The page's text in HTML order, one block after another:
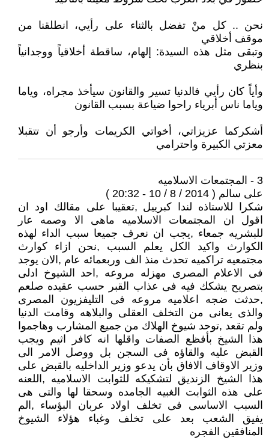
نحن .. كل منْ تفضل بالثناء على رأيي، انطلقنا من
موقف أخلاقي
وتبقى مثل هذه السيدة: إلهام، ساقطة أخلاقياً ووجدانياً
بنظري
وأياً كان رأيي فالدنيا تسير والقانون سيأخذ مجراه، وياما
وياما ناس أبرياء راحوا ضياعة بسبب القانون
أشكركما عزيزاتي، أخواتي الكريمات وأرجو أن تتقبلا
معزتي الكبيرة واحترامي
3 - المجتمعات الاسلاميه
على سالم ( 2014 / 8 / 10 - 20:32 )
شكرا للاستاذه لندا كبرييل ,تعقيبا على مقالك اود ان
اقول ان المجتمعات الاسلاميه ماهى الا وصمه عار
للبشريه جمعاء ,يجب ان نعرف جميعا سبب الداء لهذه
الكوارث واكيد الكل يعلم السبب ,نحن ازاء كوارث
مجتمعيه تراكميه تحدث منذ الف وربعمائه عام ,الان يوجد
فى الاعلام المصرى مهزله مروعه ,احد الشيوخ ادلى
بتصريح يشكك فيه فى عذاب القبر حسب عقيده صلعم
,حدثت ضجه اعلاميه مروعه فى التليفزيون المصرى
والذى يعانى من التخلف العقلى والبلاهه وقامت الدنيا
ولم تقعد ,توحد شيوخ الهلاك من جميع المشارب وهاجموا
هذا الشيخ بأفظع الصفات واقلها انه كافر اثيم ويجب
القبض عليه والقاؤه فى السجن بل ووصل الامر الى
وزير الاوقاف الافاق بأن يدعو وزير الداخليه بالقبض على
هذا الشيخ الزنديق لتشكيكه للثوابت الاسلاميه ,اللعنه
على هذه الثوابت الغبيه الجامده وسحقا لها والتى هى
السبب الاساسى فى تخلف اولاد عربان البؤساء ,الم
يفيق الشعب بعد على تخلف وغباء هؤلاء الشيوخ
المنافقين الفجره